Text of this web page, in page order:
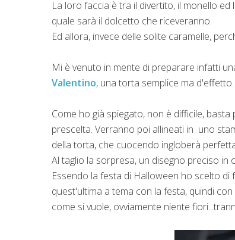
La loro faccia è tra il divertito, il monello
quale sarà il dolcetto che riceveranno.
Ed allora, invece delle solite caramelle,
Mi è venuto in mente di preparare infatti
Valentino, una torta semplice ma d'effetto.
Come ho già spiegato, non è difficile,
prescelta. Verranno poi allineati in uno
della torta, che cuocendo ingloberà
Al taglio la sorpresa, un disegno preciso in
Essendo la festa di Halloween ho scelto
quest'ultima a tema con la festa, quindi
come si vuole, ovviamente niente